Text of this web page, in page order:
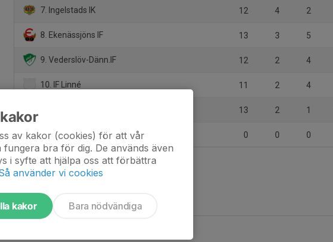
7. Ingelstads IK 12 4 2
8. Ekenässjöns IF 13 3 5
9. Vederslöv-Dänn.IF 12 2 4
10. IF Linné 11 2 4
13 2 1
12. Lenhovda IF 0 0 0
av kakor (cookies) för att vår
fungera bra för dig. De används även
i syfte att hjälpa oss att förbättra
använder vi cookies
kakor Bara nödvändiga